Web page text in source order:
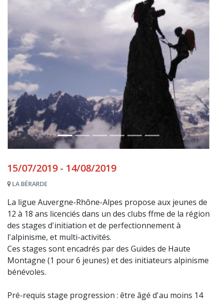
15/07/2019 - 14/08/2019
LA BÉRARDE
La ligue Auvergne-Rhône-Alpes propose aux jeunes de
12 à 18 ans licenciés dans un des clubs ffme de la région
des stages d'initiation et de perfectionnement à
l'alpinisme, et multi-activités.
Ces stages sont encadrés par des Guides de Haute
Montagne (1 pour 6 jeunes) et des initiateurs alpinisme
bénévoles.
Pré-requis stage progression : être âgé d'au moins 14